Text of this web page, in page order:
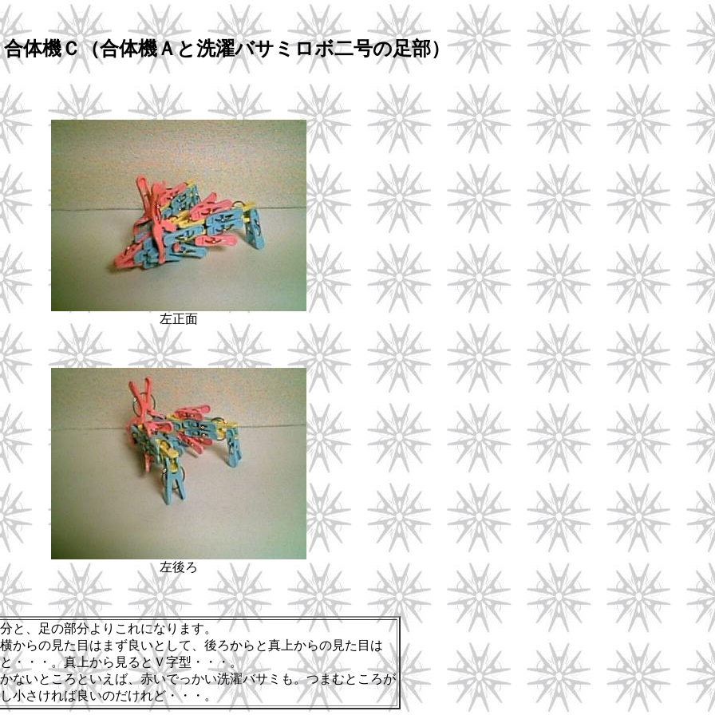
体機Ｃ（合体機Ａと洗濯バサミロボ二号の足部）
左正面
左後ろ
と、足の部分よりこれになります。
からの見た目はまず良いとして、後ろからと真上からの見た目は
・・・。真上から見るとＶ字型・・・。
ないところといえば、赤いでっかい洗濯バサミも。つまむところが
小さければ良いのだけれど・・・。